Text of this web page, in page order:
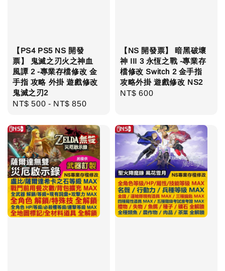
【PS4 PS5 NS 開發
票】 鬼滅之刃火之神血
風譚 2 -專業存檔修改 金
手指 攻略 外掛 遊戲修改
鬼滅之刃2
Regular
NT$ 500 - NT$ 850
【NS 開發票】 暗黑破壞
神 III 3 永恆之戰 -專業存
檔修改 Switch 2 金手指
攻略外掛 遊戲修改 NS2
Regular
NT$ 600